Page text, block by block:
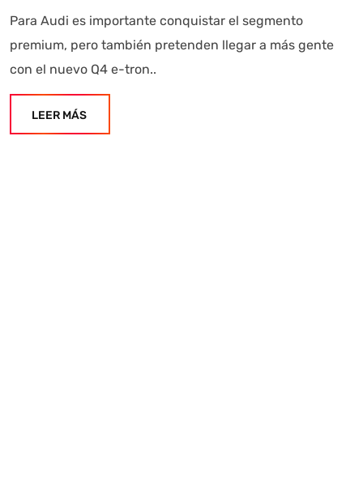
Para Audi es importante conquistar el segmento
premium, pero también pretenden llegar a más gente
con el nuevo Q4 e-tron..
LEER MÁS